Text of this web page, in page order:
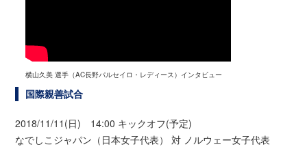
横山久美 選手（AC長野パルセイロ・レディース）インタビュー
国際親善試合
2018/11/11(日) 14:00 キックオフ(予定)
なでしこジャパン（日本女子代表） 対 ノルウェー女子代表